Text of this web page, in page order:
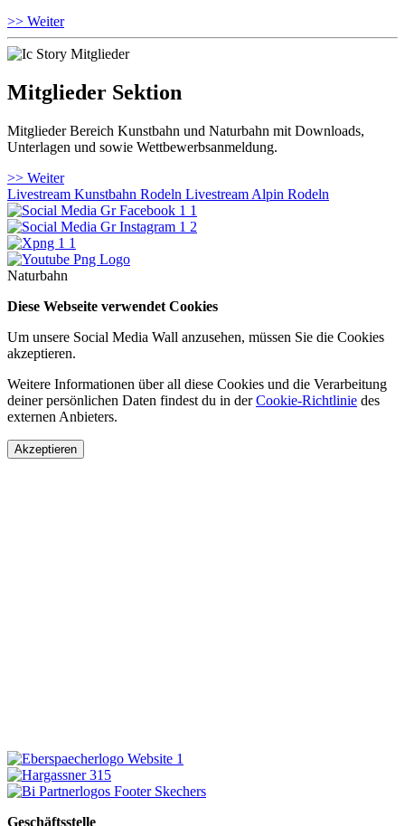
>> Weiter
Mitglieder Sektion
Mitglieder Bereich Kunstbahn und Naturbahn mit Downloads,
Unterlagen und sowie Wettbewerbsanmeldung.
>> Weiter
Livestream Kunstbahn Rodeln Livestream Alpin Rodeln
Naturbahn
Diese Webseite verwendet Cookies
Um unsere Social Media Wall anzusehen, müssen Sie die Cookies
akzeptieren.
Weitere Informationen über all diese Cookies und die Verarbeitung
deiner persönlichen Daten findest du in derCookie-Richtlinie des
externen Anbieters.
Akzeptieren
Geschäftsstelle